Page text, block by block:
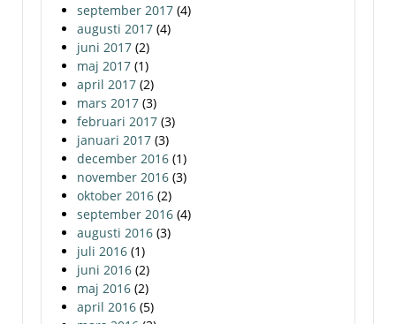
september 2017 (4)
augusti 2017 (4)
juni 2017 (2)
maj 2017 (1)
april 2017 (2)
mars 2017 (3)
februari 2017 (3)
januari 2017 (3)
december 2016 (1)
november 2016 (3)
oktober 2016 (2)
september 2016 (4)
augusti 2016 (3)
juli 2016 (1)
juni 2016 (2)
maj 2016 (2)
april 2016 (5)